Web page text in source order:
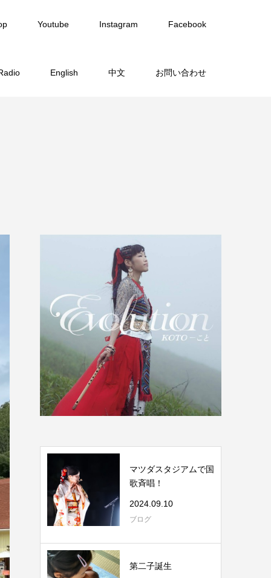
Youtube Instagram Facebook
English 中文 お問い合わせ
マツダスタジアムで国
歌斉唱！
2024.09.10
ブログ
第二子誕生